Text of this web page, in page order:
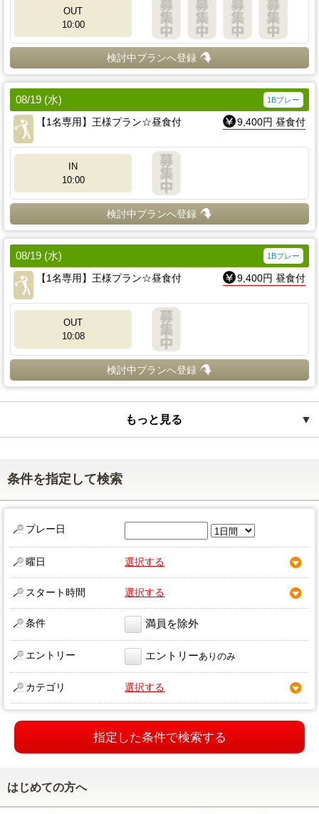
OUT
10:00
検討中プランへ登録
08/19 (水) 1Bプレー
【1名専用】王様プラン☆昼食付 9,400円 昼食付
IN
10:00
検討中プランへ登録
08/19 (水) 1Bプレー
【1名専用】王様プラン☆昼食付 9,400円 昼食付
OUT
10:08
検討中プランへ登録
▼
もっと見る
条件を指定して検索
プレー日
曜日 選択する
スタート時間 選択する
条件 満員を除外
エントリー エントリーありのみ
カテゴリ 選択する
指定した条件で検索する
はじめての方へ